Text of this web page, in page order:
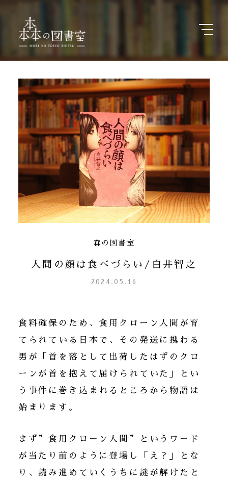
森の図書室
人間の顔は食べづらい/白井智之
2024.05.16
食料確保のため、食用クローン人間が育
てられている日本で、その発送に携わる
男が「首を落として出荷したはずのクロ
ーンが首を抱えて届けられていた」とい
う事件に巻き込まれるところから物語は
始まります。
まず”食用クローン人間”というワード
が当たり前のように登場し「え？」とな
り、読み進めていくうちに謎が解けたと